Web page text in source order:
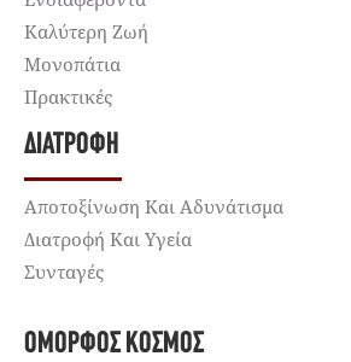
Καλύτερη Ζωή
Μονοπάτια
Πρακτικές
ΔΙΑΤΡΟΦΉ
Αποτοξίνωση Και Αδυνάτισμα
Διατροφή Και Υγεία
Συνταγές
ΌΜΟΡΦΟΣ ΚΌΣΜΟΣ